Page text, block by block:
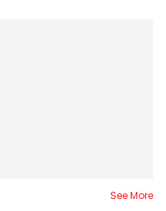
See More